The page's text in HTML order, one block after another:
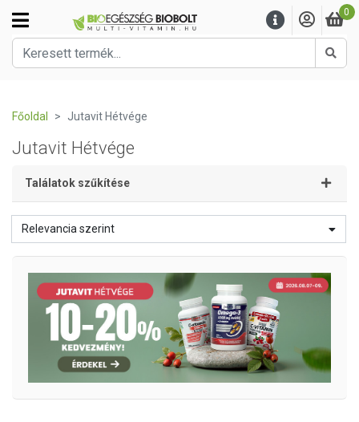
0
Főoldal Jutavit Hétvége
Jutavit Hétvége
Találatok szűkítése
Relevancia szerint